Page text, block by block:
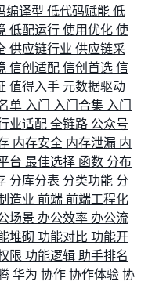
编译型 低代码赋能 低
低配运行 使用优化 使
供应链行业 供应链采
信创适配 信创首选 信
值得入手 元数据驱动
单 入门 入门合集 入门
业适配 全链路 公众号
内存安全 内存泄漏 内
台 最佳选择 函数 分布
分库分表 分类功能 分
造业 前端 前端工程化
场景 办公效率 办公流
堆砌 功能对比 功能开
限 功能逻辑 助手排名
华为 协作 协作体验 协